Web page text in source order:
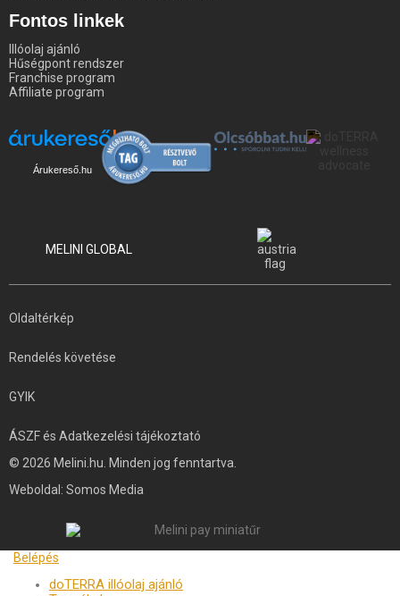
Fontos linkek
Illóolaj ajánló
Hűségpont rendszer
Franchise program
Affiliate program
Árukereső.hu
MELINI GLOBAL
Weboldal: Somos Media
© 2026 Melini.hu. Minden jog fenntartva.
ÁSZF és Adatkezelési tájékoztató
GYIK
Rendelés követése
Oldaltérkép
Belépés
doTERRA illóolaj ajánló